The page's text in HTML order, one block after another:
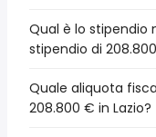
Qual è lo stipendio
stipendio di
Quale aliquota
208.800 € in Lazio?